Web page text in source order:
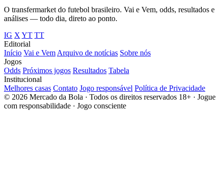
O transfermarket do futebol brasileiro. Vai e Vem, odds, resultados e
análises — todo dia, direto ao ponto.
IG XYT TT
Editorial
Início Vai e VemArquivo de notícias Sobre nós
Jogos
Odds Próximos jogos Resultados Tabela
Institucional
Melhores casas Contato Jogo responsável Política de Privacidade
© 2026 Mercado da Bola · Todos os direitos reservados 18+ · Jogue
com responsabilidade · Jogo consciente